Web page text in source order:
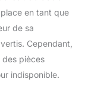
en tant que
de sa
Cependant,
des pièces
indisponible.